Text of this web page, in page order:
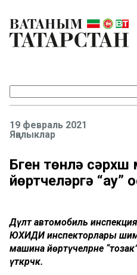
19 февраль 2021
Яңалыклар
Бүген төнлә
йөртүчеләргә
Дәүләт автомобиль
ЮХИДИ инспекторлары
машина йөртүчеләрне
үткәрәчәк.